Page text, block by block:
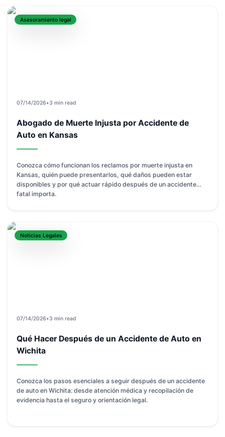
Asesoramiento legal
07/14/2026•3 min read
Abogado de Muerte Injusta por Accidente de
Auto en Kansas
Conozca cómo funcionan los reclamos por muerte injusta en
Kansas, quién puede presentarlos, qué daños pueden estar
disponibles y por qué actuar rápido después de un accidente
fatal importa.
Noticias Legales
07/14/2026•3 min read
Qué Hacer Después de un Accidente de Auto en
Wichita
Conozca los pasos esenciales a seguir después de un accidente
de auto en Wichita: desde atención médica y recopilación de
evidencia hasta el seguro y orientación legal.